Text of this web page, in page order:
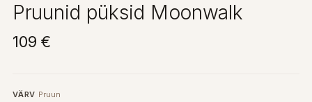
Pruunid püksid Moonwalk
109 €
VÄRV Pruun